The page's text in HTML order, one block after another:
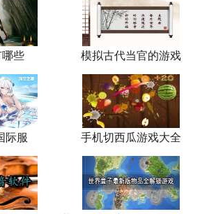
哪些 模拟古代当官的游戏
际服 手机切西瓜游戏大全